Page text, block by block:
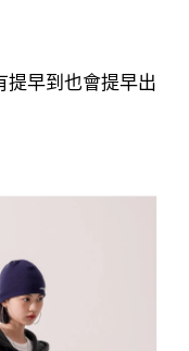
提早到也會提早出